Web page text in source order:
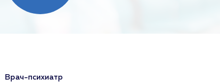
Врач-психиатр